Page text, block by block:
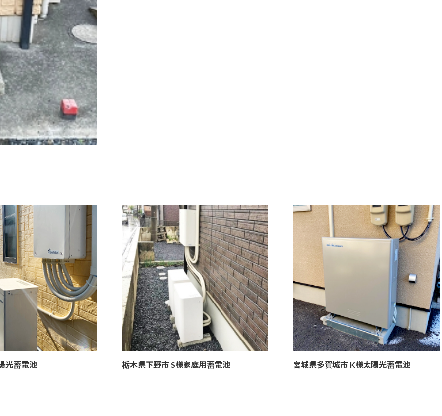
光蓄電池 栃木県下野市 S様家庭用蓄電池 宮城県多賀城市 K様太陽光蓄電池